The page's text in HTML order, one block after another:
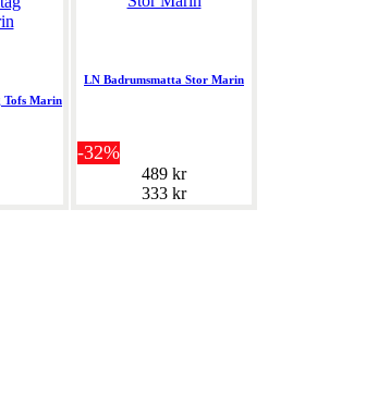
Tofs Marin
LN Badrumsmatta Stor Marin
-32%
489 kr
333 kr